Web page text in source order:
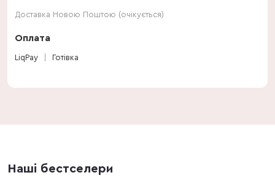
Доставка Новою Поштою (очікується)
Оплата
LiqPay Готівка
Наші бестселери